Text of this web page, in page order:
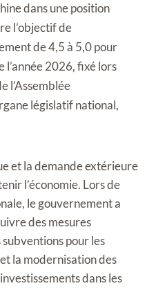
dans une position
l’objectif de
de 4,5 à 5,0 pour
l’année 2026, fixé lors
l’Assemblée
législatif national,
et la demande extérieure
l’économie. Lors de
le gouvernement a
des mesures
pour les
la modernisation des
dans les